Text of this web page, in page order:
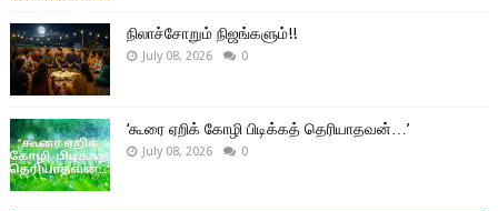
நிலாச்சோறும் நிஜங்களும்!!
July 08, 2026 0
‘கூரை ஏறிக் கோழி பிடிக்கத் தெரியாதவன்…’
July 08, 2026 0